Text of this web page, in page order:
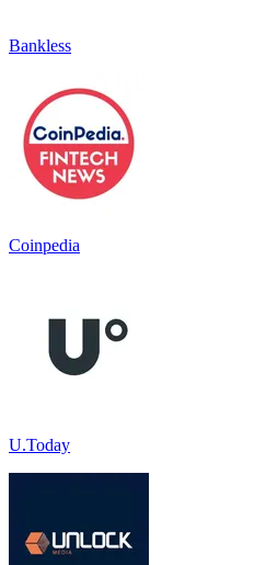
Bankless
Coinpedia
U.Today